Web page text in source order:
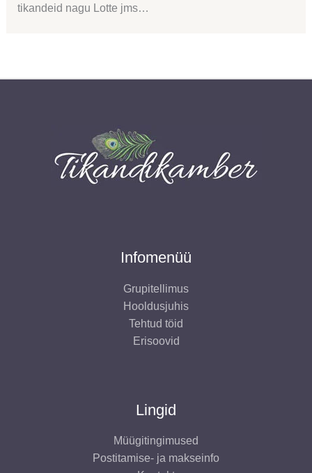
tikandeid nagu Lotte jms…
Infomenüü
Grupitellimus
Hooldusjuhis
Tehtud töid
Erisoovid
Lingid
Müügitingimused
Postitamise- ja makseinfo